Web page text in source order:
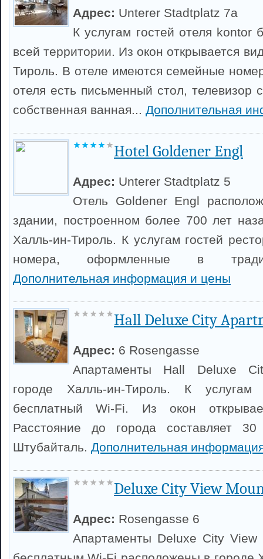
Адрес: Unterer Stadtplatz 7a
К услугам гостей отеля kontor
всей территории. Из окон открывается
Тироль. В отеле имеются семейные
отеля есть письменный стол, телевизор
собственная ванная... Дополнительная
Hotel Goldener Engl
Адрес: Unterer Stadtplatz 5
Отель Goldener Engl
здании, построенном более 700 лет
Халль-ин-Тироль. К услугам гостей
номера, оформленные в
Дополнительная информация и цены
Hall Deluxe City
Адрес: 6 Rosengasse
Апартаменты Hall Deluxe
городе Халль-ин-Тироль. К
бесплатный Wi-Fi. Из окон
Расстояние до города составляет
Штубайталь. Дополнительная
Deluxe City View
Адрес: Rosengasse 6
Апартаменты Deluxe City